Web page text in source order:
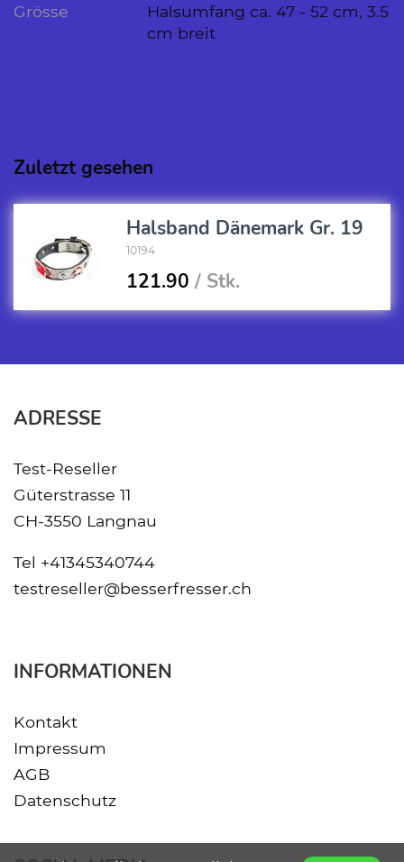
Grösse
Halsumfang ca. 47 - 52 cm, 3.5
cm breit
Zuletzt gesehen
Halsband Dänemark Gr. 19
10194
121.90 / Stk.
ADRESSE
Test-Reseller
Güterstrasse 11
CH-3550 Langnau
Tel +41345340744
testreseller@besserfresser.ch
INFORMATIONEN
Kontakt
Impressum
AGB
Datenschutz